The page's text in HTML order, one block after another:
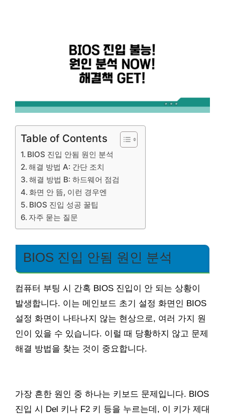
Table of Contents
BIOS 진입 안됨 원인 분석
해결 방법 A: 간단 조치
해결 방법 B: 하드웨어 점검
화면 안 뜸, 이런 경우엔
BIOS 진입 성공 꿀팁
자주 묻는 질문
BIOS 진입 안됨 원인 분석
컴퓨터 부팅 시 간혹 BIOS 진입이 안 되는 상황이
발생합니다. 이는 메인보드 초기 설정 화면인 BIOS
설정 화면이 나타나지 않는 현상으로, 여러 가지 원
인이 있을 수 있습니다. 이럴 때 당황하지 않고 문제
해결 방법을 찾는 것이 중요합니다.
가장 흔한 원인 중 하나는 키보드 문제입니다. BIOS
진입 시 Del 키나 F2 키 등을 누르는데, 이 키가 제대